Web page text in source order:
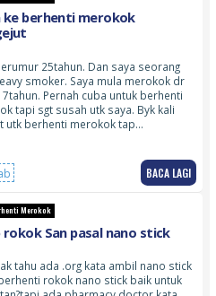
ke berhenti merokok
25tahun. Dan saya seorang
smoker. Saya mula merokok dr
Pernah cuba untuk berhenti
tapi sgt susah utk saya. Byk kali
utk berhenti merokok tap…
BACA LAGI
Merokok
rokok San pasal nano stick
tahu ada .org kata ambil nano stick
rokok nano stick baik untuk